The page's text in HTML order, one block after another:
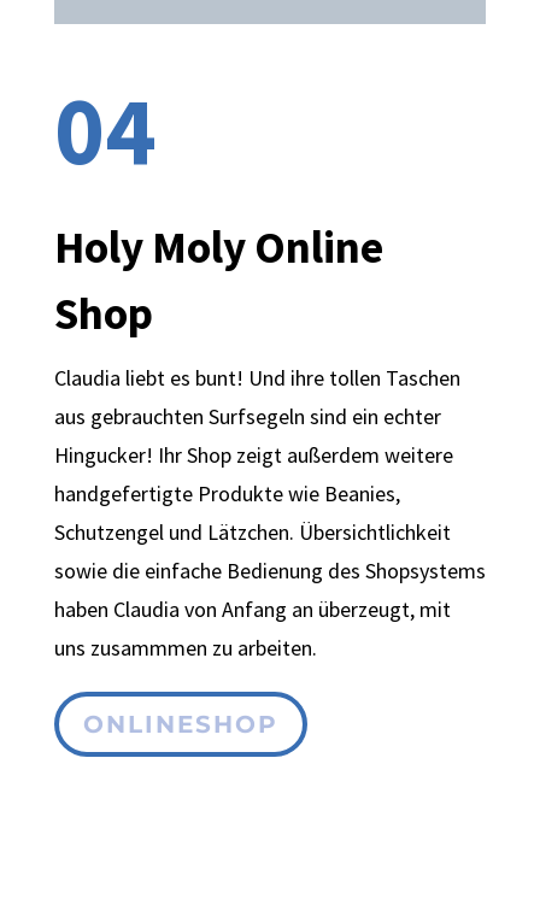
04
Holy Moly Online
Shop
Claudia liebt es bunt! Und ihre tollen Taschen
aus gebrauchten Surfsegeln sind ein echter
Hingucker! Ihr Shop zeigt außerdem weitere
handgefertigte Produkte wie Beanies,
Schutzengel und Lätzchen. Übersichtlichkeit
sowie die einfache Bedienung des Shopsystems
haben Claudia von Anfang an überzeugt, mit
uns zusammmen zu arbeiten.
ONLINESHOP